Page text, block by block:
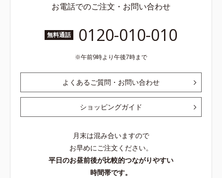
お電話でのご注文・お問い合わせ
無料通話 0120-010-010
午前9時より午後7時まで
よくあるご質問・お問い合わせ
ショッピングガイド
月末は混み合いますので
お早めにご注文ください。
平日のお昼前後が比較的つながりやすい
時間帯です。